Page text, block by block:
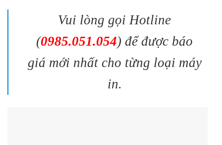
Vui lòng gọi Hotline
(0985.051.054) để được báo
giá mới nhất cho từng loại máy
in.